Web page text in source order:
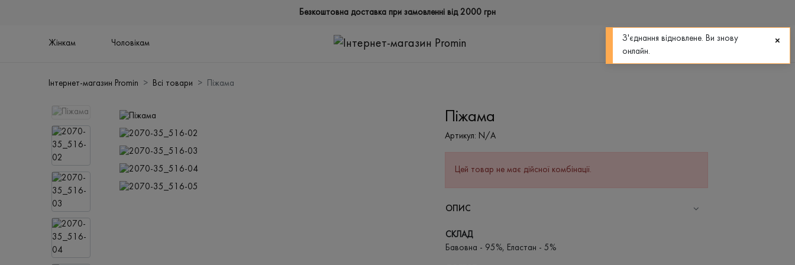
Безкоштовна доставка при замовленні від 2000 грн
Жінкам Чоловікам
0
Інтернет-магазин Promin Всі товари Піжама
Піжама
Артикул: N/A
Цей товар не має дійсної комбінації.
ОПИС
СКЛАД
Бавовна - 95%, Еластан - 5%
З'єднання відновлене. Ви знову
онлайн.